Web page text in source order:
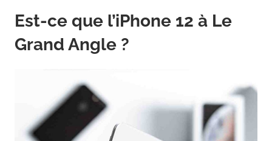
Est-ce que l’iPhone 12 à Le
Grand Angle ?